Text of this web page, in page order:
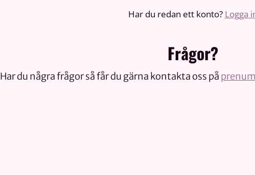
Har du redan ett konto? Logga
Frågor?
Har du några frågor så får du gärna kontakta oss på